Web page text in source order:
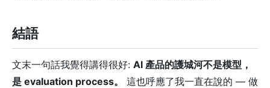
結語
文末一句話我覺得講得很好: AI 產品的護城河不是模型，
是 evaluation process。
這也呼應了我一直在說的 — 做